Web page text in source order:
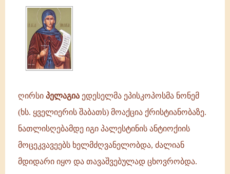
ნონემ
(ხს.
ყველიერის
შაბათს)
მოაქცია
ღირსი პელაგია ედესელმა ეპისკოპოსმა ნონემ
(ხს. ყველიერის შაბათს) მოაქცია ქრისტიანობაზე.
ნათლისღებამდე იგი პალესტინის ანტიოქიის
მოცეკვავეებს ხელმძღვანელობდა, ძალიან
მდიდარი იყო და თავაშვებულად ცხოვრობდა.